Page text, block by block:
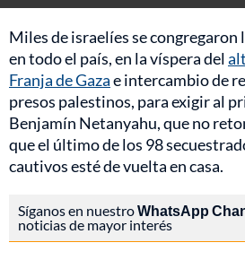
Miles de israelíes se congregaron
en todo el país, en la víspera del
Franja de Gazae intercambio de
presos palestinos, para exigir al
Benjamín Netanyahu, que no
que el último de los 98
cautivos esté de vuelta en casa.
Síganos en nuestroWhatsApp
noticias de mayor interés